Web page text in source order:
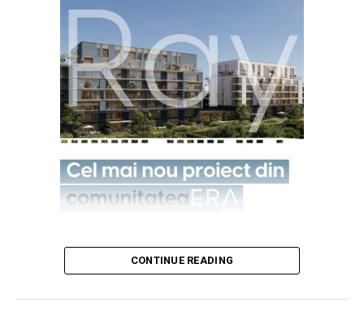
CONTINUE READING